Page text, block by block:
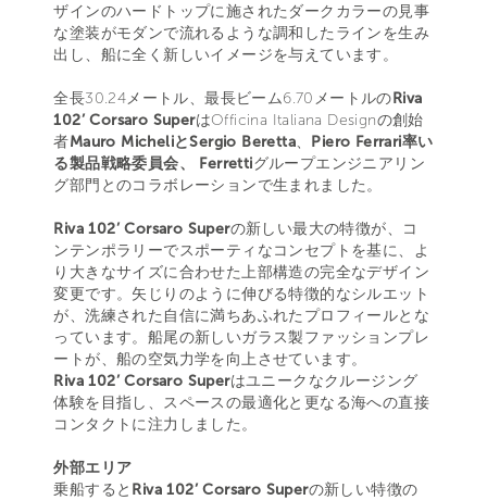
ザインのハードトップに施されたダークカラーの見事
な塗装がモダンで流れるような調和したラインを生み
出し、船に全く新しいイメージを与えています。
全長30.24メートル、最長ビーム6.70メートルのRiva
102’ Corsaro SuperはOfficina Italiana Designの創始
者Mauro MicheliとSergio Beretta、 Piero Ferrari率い
る製品戦略委員会、 Ferrettiグループエンジニアリン
グ部門とのコラボレーションで生まれました。
Riva 102’ Corsaro Superの新しい最大の特徴が、コ
ンテンポラリーでスポーティなコンセプトを基に、よ
り大きなサイズに合わせた上部構造の完全なデザイン
変更です。矢じりのように伸びる特徴的なシルエット
が、洗練された自信に満ちあふれたプロフィールとな
っています。船尾の新しいガラス製ファッションプレ
ートが、船の空気力学を向上させています。
Riva 102’ Corsaro Superはユニークなクルージング
体験を目指し、スペースの最適化と更なる海への直接
コンタクトに注力しました。
外部エリア
乗船すると Riva 102’ Corsaro Superの新しい特徴の